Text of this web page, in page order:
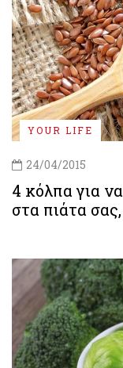
YOUR LIFE
24/04/2015
4 κόλπα για
στα πιάτα